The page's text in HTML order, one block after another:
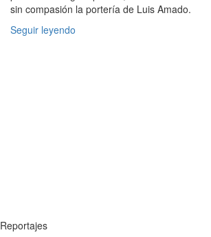
sin compasión la portería de Luis Amado.
Seguir leyendo
Reportajes